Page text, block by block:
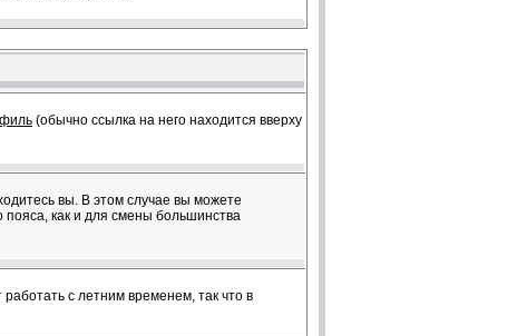
(обычно ссылка на него находится вверху
вы. В этом случае вы можете
пояса, как и для смены большинства
с летним временем, так что в